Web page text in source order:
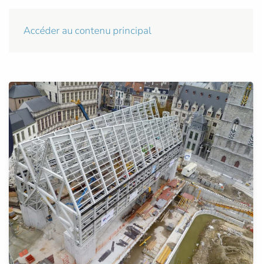
Accéder au contenu principal